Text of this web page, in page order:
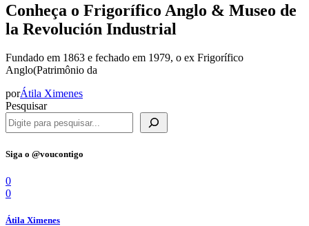
Conheça o Frigorífico Anglo & Museo de
la Revolución Industrial
Fundado em 1863 e fechado em 1979, o ex Frigorífico
Anglo(Patrimônio da
porÁtila Ximenes
Pesquisar
Siga o @voucontigo
0
0
Átila Ximenes